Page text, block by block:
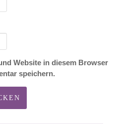
Website in diesem Browser
speichern.